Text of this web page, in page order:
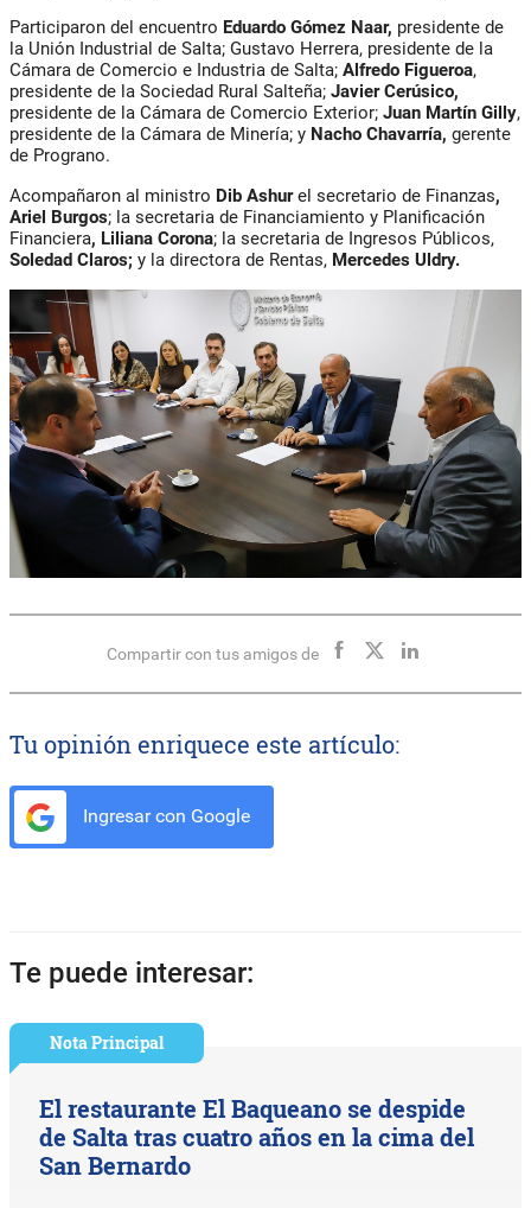
Participaron del encuentro Eduardo Gómez Naar, presidente de
la Unión Industrial de Salta; Gustavo Herrera, presidente de la
Cámara de Comercio e Industria de Salta; Alfredo Figueroa,
presidente de la Sociedad Rural Salteña; Javier Cerúsico,
presidente de la Cámara de Comercio Exterior; Juan Martín Gilly,
presidente de la Cámara de Minería; y Nacho Chavarría, gerente
de Prograno.
Acompañaron al ministro Dib Ashur el secretario de Finanzas,
Ariel Burgos; la secretaria de Financiamiento y Planificación
Financiera, Liliana Corona; la secretaria de Ingresos Públicos,
Soledad Claros; y la directora de Rentas, Mercedes Uldry.
Compartir con tus amigos de
Tu opinión enriquece este artículo:
Ingresar con Google
Te puede interesar:
Nota Principal
El restaurante El Baqueano se despide
de Salta tras cuatro años en la cima del
San Bernardo